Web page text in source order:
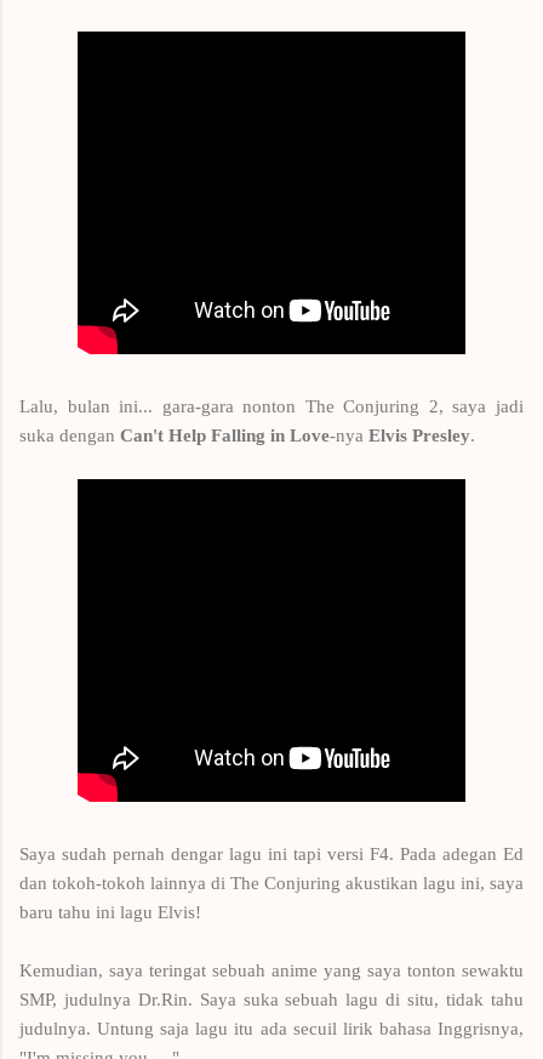
Lalu, bulan ini... gara-gara nonton The Conjuring 2, saya jadi
suka dengan Can't Help Falling in Love-nya Elvis Presley.
Saya sudah pernah dengar lagu ini tapi versi F4. Pada adegan Ed
dan tokoh-tokoh lainnya di The Conjuring akustikan lagu ini, saya
baru tahu ini lagu Elvis!
Kemudian, saya teringat sebuah anime yang saya tonton sewaktu
SMP, judulnya Dr.Rin. Saya suka sebuah lagu di situ, tidak tahu
judulnya. Untung saja lagu itu ada secuil lirik bahasa Inggrisnya,